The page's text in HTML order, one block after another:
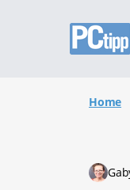
Home